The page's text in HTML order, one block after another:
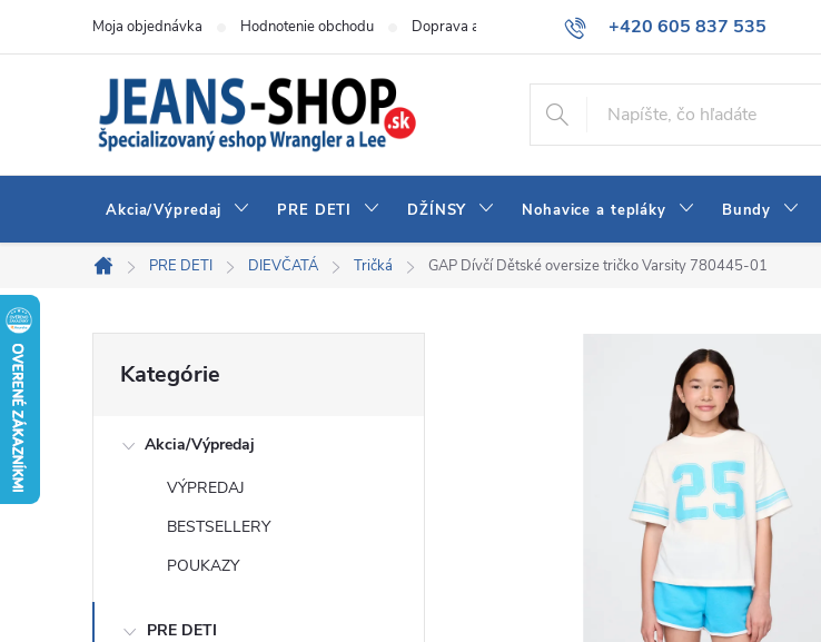
+420 605 837 535
info@jeans-shop.sk
Moja objednávka Hodnotenie obchodu Doprava a platba Všeobecné obchodné podmienky
Akcia/Výpredaj PRE DETI DŽÍNSY Nohavice a tepláky Bundy
Domov
PRE DETI DIEVČATÁ Tričká GAP Dívčí Dětské oversize tričko Varsity 780445-01
kategórie
Kategórie
Akcia/Výpredaj
VÝPREDAJ
BESTSELLERY
POUKAZY
PRE DETI